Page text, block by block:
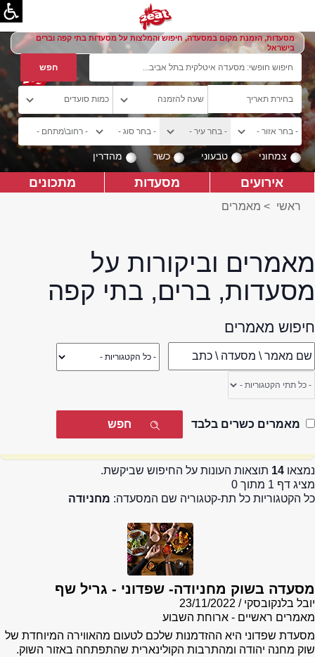
מסעדות, הזמנת מקום במסעדה, חיפוש והמלצות על מסעדות בתי קפה וברים
בישראל
צמחוני טבעוני כשר מהדרין
אירועים מסעדות מתכונים
ראשי > מאמרים
מאמרים וביקורות על
מסעדות, ברים, בתי קפה
חיפוש מאמרים
מאמרים כשרים בלבד
נמצאו 14 תוצאות העונות על החיפוש שביקשת.
מציג דף 1 מתוך 0
כל הקטגוריות כל תת-קטגוריה שם המסעדה: מחניודה
מסעדה בשוק מחניודה- שפדוני - גריל שף
יובל בלנקובסקי
23/11/2022
מאמרים ראשיים - ארוחת השבוע
מסעדת שפדוני היא ההזדמנות שלכם לטעום מהאווירה המיוחדת של
שוק מחנה יהודה ומהתרבות הקולינארית שהתפתחה באזור השוק.